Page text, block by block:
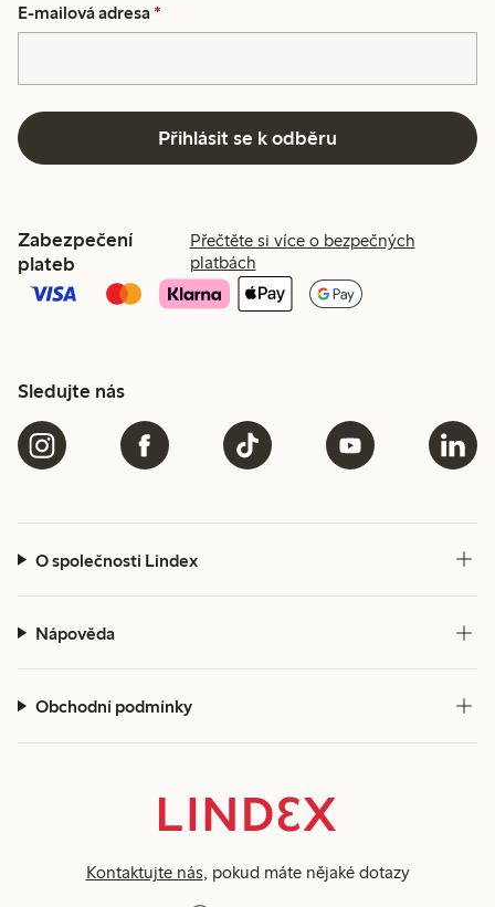
E-mailová adresa *
Přihlásit se k odběru
Zabezpečení
plateb
Přečtěte si více o bezpečných
platbách
Sledujte nás
O společnosti Lindex
Nápověda
Obchodní podmínky
Kontaktujte nás , pokud máte nějaké dotazy